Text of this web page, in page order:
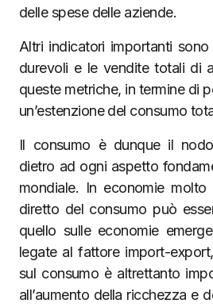
delle spese delle aziende.
Altri indicatori importanti
durevoli e le vendite totali di
queste metriche, in termine di
un’estenzione del consumo
Il consumo è dunque il
dietro ad ogni aspetto
mondiale. In economie molto
diretto del consumo può
quello sulle economie
legate al fattore import-
sul consumo è altrettanto
all’aumento della ricchezza e